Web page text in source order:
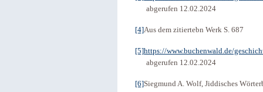
abgerufen 12.02.2024
[4]Aus dem zitiertebn Werk S. 687
[5]https://www.buchenwald.de/
abgerufen 12.02.2024
[6]Siegmund A. Wolf, Jiddisches